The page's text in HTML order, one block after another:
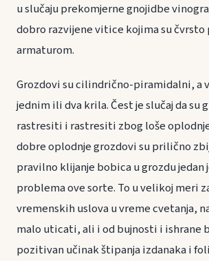
u slučaju prekomjerne gnojidbe
dobro razvijene vitice kojima su čvrsto
armaturom.
Grozdovi su cilindrično-piramidalni, a
jednim ili dva krila. Čest je slučaj da su
rastresiti i rastresiti zbog loše
dobre oplodnje grozdovi su prilično
pravilno klijanje bobica u grozdu jedan
problema ove sorte. To u velikoj meri
vremenskih uslova u vreme cvetanja,
malo uticati, ali i od bujnosti i ishrane
pozitivan učinak štipanja izdanaka i